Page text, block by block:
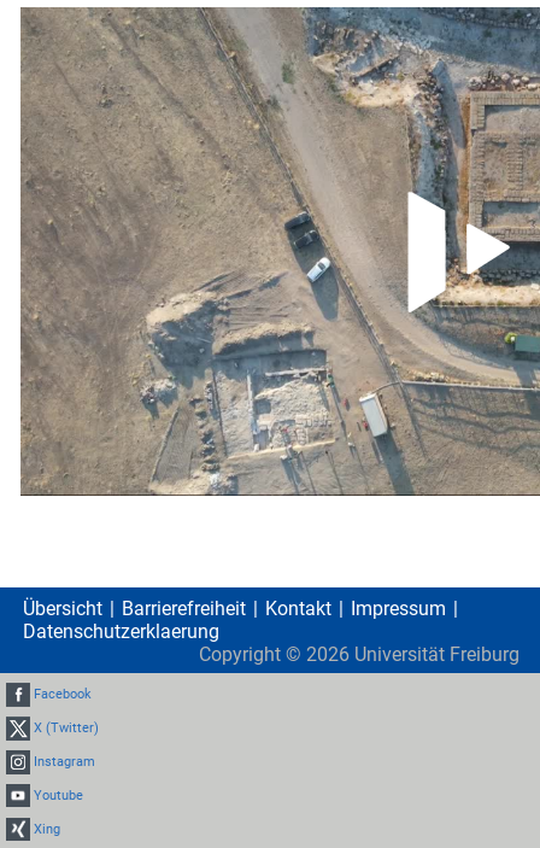
Übersicht Barrierefreiheit Kontakt
Impressum
Datenschutzerklaerung
Copyright © 2026 Universität Freiburg
Facebook
X (Twitter)
Instagram
Youtube
Xing